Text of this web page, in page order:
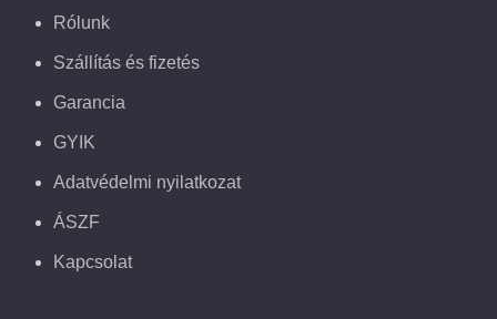
Rólunk
Szállítás és fizetés
Garancia
GYIK
Adatvédelmi nyilatkozat
ÁSZF
Kapcsolat